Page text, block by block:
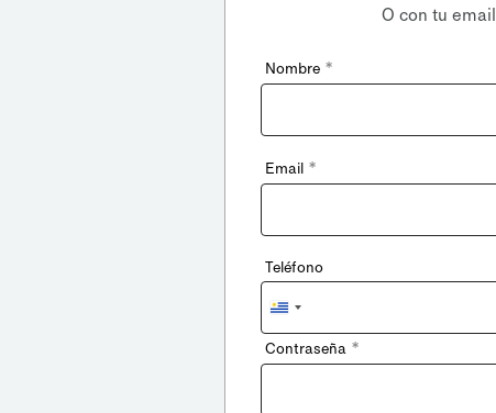
O con tu email
Nombre *
Email *
Teléfono
Uruguay
+598
Contraseña *